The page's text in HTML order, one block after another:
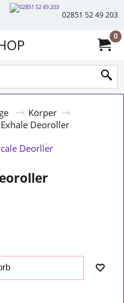
02851 52 49 203
0
Körper
Deoroller